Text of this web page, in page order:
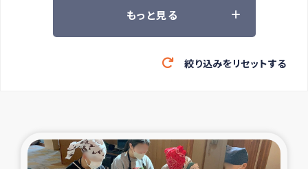
緊急救援の時代
東ティモール豪雨緊急支援
もっと見る
絞り込みをリセットする